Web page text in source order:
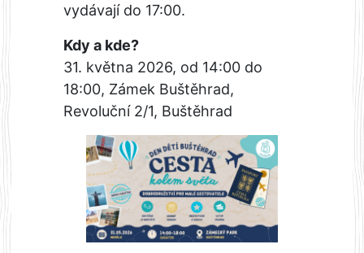
vydávají do 17:00.
Kdy a kde?
31. května 2026, od 14:00 do
18:00, Zámek Buštěhrad,
Revoluční 2/1, Buštěhrad